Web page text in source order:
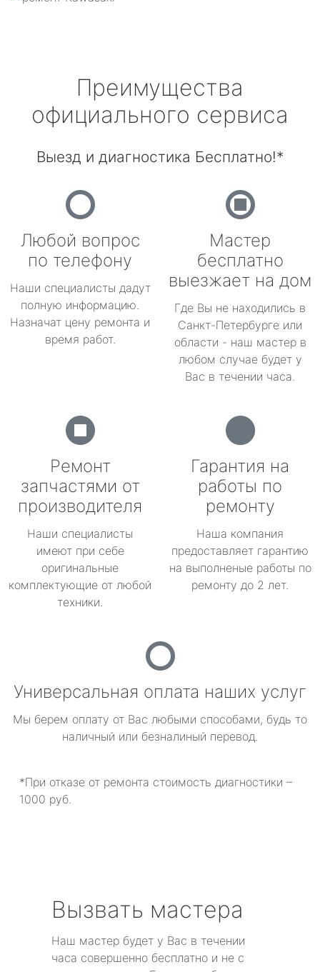
Преимущества
официального сервиса
Выезд и диагностика Бесплатно!*
Любой вопрос
по телефону
Наши специалисты дадут
полную информацию.
Назначат цену ремонта и
время работ.
Мастер
бесплатно
выезжает на дом
Где Вы не находились в
Санкт-Петербурге или
области - наш мастер в
любом случае будет у
Вас в течении часа.
Ремонт
запчастями от
производителя
Наши специалисты
имеют при себе
оригинальные
комплектующие от любой
техники.
Гарантия на
работы по
ремонту
Наша компания
предоставляет гарантию
на выполненые работы по
ремонту до 2 лет.
Универсальная оплата наших услуг
Мы берем оплату от Вас любыми способами, будь то
наличный или безналиный перевод.
*При отказе от ремонта стоимость диагностики –
1000 руб.
Вызвать мастера
Наш мастер будет у Вас в течении
часа совершенно бесплатно и не с